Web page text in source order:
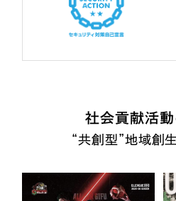
社会貢献活
“共創型”地域創生